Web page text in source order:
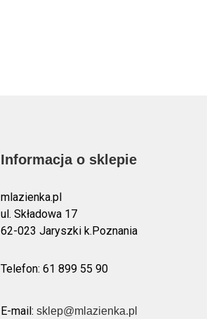
Informacja o sklepie
mlazienka.pl
ul. Składowa 17
62-023 Jaryszki k.Poznania
Telefon: 61 899 55 90
E-mail: sklep@mlazienka.pl